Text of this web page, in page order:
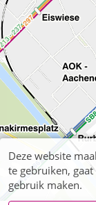
Deze website
te gebruiken,
gebruik maken.